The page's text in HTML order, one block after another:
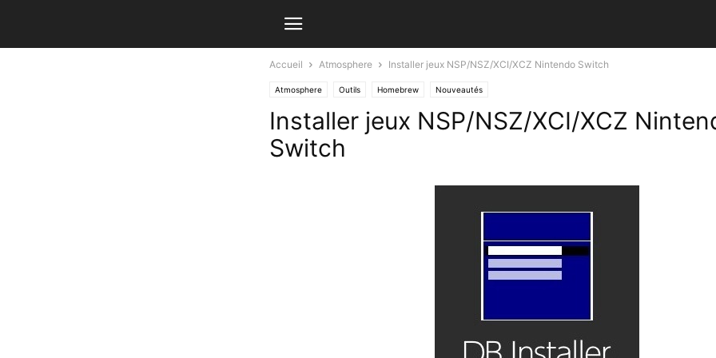
Accueil Atmosphere Installer jeux NSP/NSZ/XCI/XCZ Nintendo Switch
Atmosphere Outils Homebrew Nouveautés
Installer jeux NSP/NSZ/XCI/XCZ
Switch